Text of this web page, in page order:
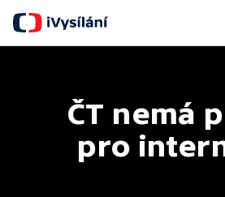
ČT nemá
pro